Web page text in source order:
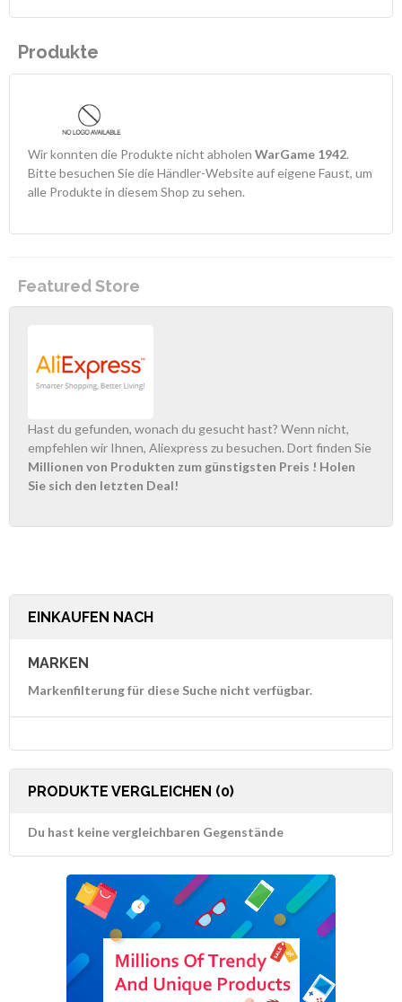
Produkte
Wir konnten die Produkte nicht abholen WarGame 1942.
Bitte besuchen Sie die Händler-Website auf eigene Faust, um
alle Produkte in diesem Shop zu sehen.
Featured Store
Hast du gefunden, wonach du gesucht hast? Wenn nicht,
empfehlen wir Ihnen, Aliexpress zu besuchen. Dort finden Sie
Millionen von Produkten zum günstigsten Preis ! Holen
Sie sich den letzten Deal!
EINKAUFEN NACH
MARKEN
Markenfilterung für diese Suche nicht verfügbar.
PRODUKTE VERGLEICHEN (0)
Du hast keine vergleichbaren Gegenstände